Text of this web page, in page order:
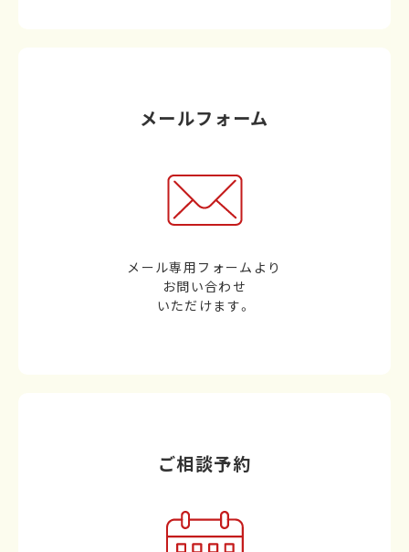
メールフォーム
メール専用フォームより
お問い合わせ
いただけます。
ご相談予約